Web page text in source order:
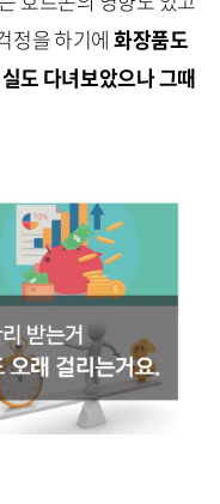
정을 하기에화장품도
도 다녀보았으나 그때